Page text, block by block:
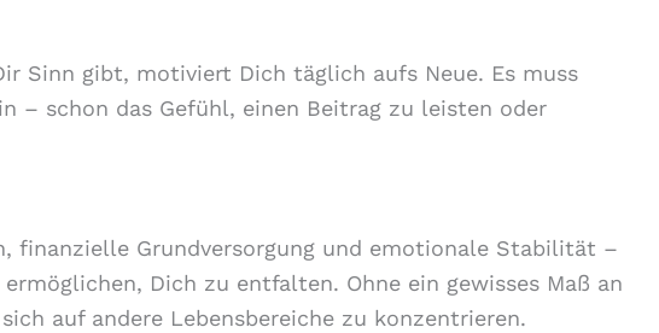
Sinn gibt, motiviert Dich täglich aufs Neue. Es muss
– schon das Gefühl, einen Beitrag zu leisten oder
finanzielle Grundversorgung und emotionale Stabilität –
Dich zu entfalten. Ohne ein gewisses Maß an
auf andere Lebensbereiche zu konzentrieren.